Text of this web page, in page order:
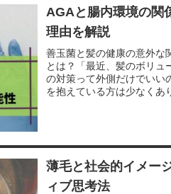
AGAと腸内環境の関
理由を解説
善玉菌と髪の健康の意外な
とは？「最近、髪のボリュ
の対策って外側だけでいい
を抱えている方は少なくあ
薄毛と社会的イメー
ィブ思考法